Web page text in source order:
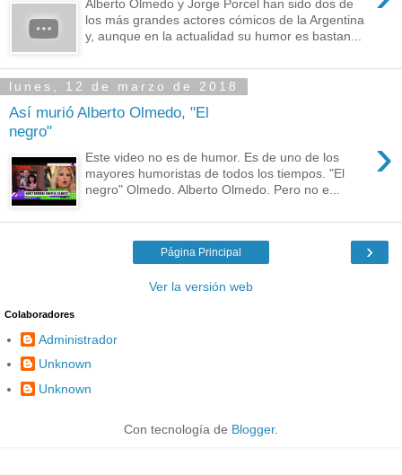
Alberto Olmedo y Jorge Porcel han sido dos de
los más grandes actores cómicos de la Argentina
y, aunque en la actualidad su humor es bastan...
lunes, 12 de marzo de 2018
Así murió Alberto Olmedo, "El
negro"
›
Este video no es de humor. Es de uno de los
mayores humoristas de todos los tiempos. "El
negro" Olmedo. Alberto Olmedo. Pero no e...
›
Página Principal
Ver la versión web
Colaboradores
Administrador
Unknown
Unknown
Con tecnología de Blogger.